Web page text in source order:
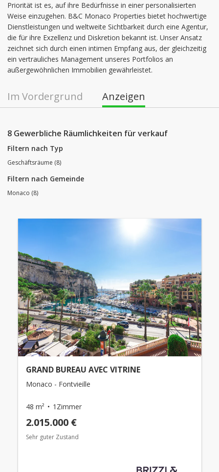
Priorität ist es, auf ihre Bedürfnisse in einer personalisierten
Weise einzugehen. B&C Monaco Properties bietet hochwertige
Dienstleistungen und weltweite Sichtbarkeit durch eine Agentur,
die für ihre Exzellenz und Diskretion bekannt ist. Unser Ansatz
zeichnet sich durch einen intimen Empfang aus, der gleichzeitig
ein vertrauliches Management unseres Portfolios an
außergewöhnlichen Immobilien gewährleistet.
Im Vordergrund Anzeigen
8 Gewerbliche Räumlichkeiten für verkauf
Filtern nach Typ
Geschäftsräume (8)
Filtern nach Gemeinde
Monaco (8)
GRAND BUREAU AVEC VITRINE
Monaco - Fontvieille
48 m² 1Zimmer
2.015.000 €
Sehr guter Zustand